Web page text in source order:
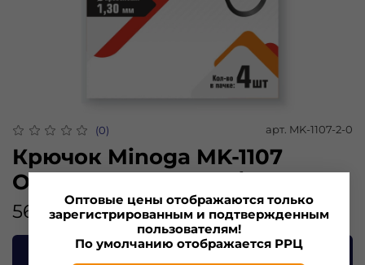
(0) арт. MK-1107-2-0
Крючок Minoga MK-1107
OCTOPUS BEAK №2/0 (4 шт)
56.00 ₽
В корзину
Оптовые цены отображаются только
зарегистрированным и подтвержденным
пользователям!
По умолчанию отображается РРЦ